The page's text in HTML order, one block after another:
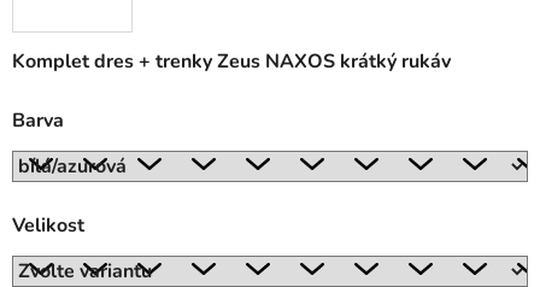
Komplet dres + trenky Zeus NAXOS krátký rukáv
Barva
Velikost